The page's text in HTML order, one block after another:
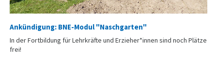
Ankündigung: BNE-Modul "Naschgarten"
In der Fortbildung für Lehrkräfte und Erzieher*innen sind noch Plätze
frei!